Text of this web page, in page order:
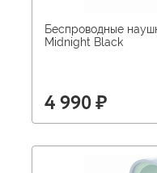
Беспроводные
Midnight Black
4 990 ₽